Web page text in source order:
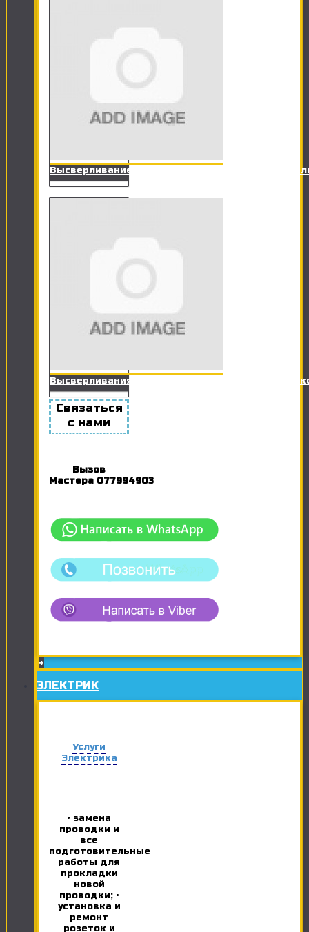
Высверливание отверстия под точечный
Высверливания отверстий в гипсокартоне для
Связаться
с нами
Вызов
Мастера 077994903
+
ЭЛЕКТРИК
Услуги
Электрика
• замена
проводки и
все
подготовительные
работы для
прокладки
новой
проводки; •
установка и
ремонт
розеток и